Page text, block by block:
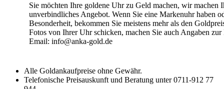
Sie möchten Ihre goldene Uhr zu Geld machen, wir machen
unverbindliches Angebot. Wenn Sie eine Markenuhr haben
Besonderheit, bekommen Sie meistens mehr als den
Fotos von Ihrer Uhr schicken, machen Sie auch Angaben
Email: info@anka-gold.de
Alle Goldankaufpreise ohne Gewähr.
Telefonische Preisauskunft und Beratung unter 0711-912 77